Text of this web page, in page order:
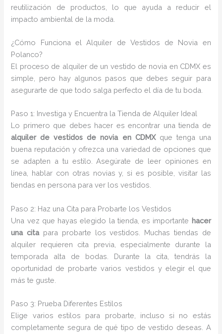
reutilización de productos, lo que ayuda a reducir el
impacto ambiental de la moda.
¿Cómo Funciona el Alquiler de Vestidos de Novia en
Polanco?
El proceso de alquiler de un vestido de novia en CDMX es
simple, pero hay algunos pasos que debes seguir para
asegurarte de que todo salga perfecto el día de tu boda.
Paso 1: Investiga y Encuentra la Tienda de Alquiler Ideal
Lo primero que debes hacer es encontrar una tienda de
alquiler de vestidos de novia en CDMXque tenga una
buena reputación y ofrezca una variedad de opciones que
se adapten a tu estilo. Asegúrate de leer opiniones en
línea, hablar con otras novias y, si es posible, visitar las
tiendas en persona para ver los vestidos.
Paso 2: Haz una Cita para Probarte los Vestidos
Una vez que hayas elegido la tienda, es importante hacer
una citapara probarte los vestidos. Muchas tiendas de
alquiler requieren cita previa, especialmente durante la
temporada alta de bodas. Durante la cita, tendrás la
oportunidad de probarte varios vestidos y elegir el que
más te guste.
Paso 3: Prueba Diferentes Estilos
Elige varios estilos para probarte, incluso si no estás
completamente segura de qué tipo de vestido deseas. A